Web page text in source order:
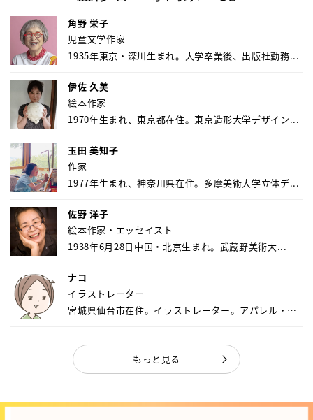
角野 栄子
児童文学作家
1935年東京・深川生まれ。大学卒業後、出版社勤務...
伊佐 久美
絵本作家
1970年生まれ、東京都在住。東京造形大学デザイン...
玉田 美知子
作家
1977年生まれ、神奈川県在住。多摩美術大学立体デ...
佐野 洋子
絵本作家・エッセイスト
1938年6月28日中国・北京生まれ。武蔵野美術大...
ナコ
イラストレーター
宮城県仙台市在住。イラストレーター。アパレル・キ
もっと見る